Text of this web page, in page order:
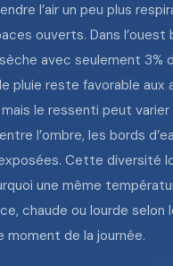
l’air un peu plus
ouverts. Dans l’ouest
avec seulement 3%
pluie reste favorable aux
le ressenti peut varier
l’ombre, les bords
Cette diversité
une même
chaude ou lourde selon
moment de la journée.